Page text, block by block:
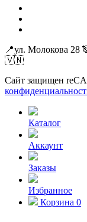
📍ул. Молокова
🇻🇳
Сайт защищен
Каталог
Аккаунт
Заказы
Избранное
Корзина 0